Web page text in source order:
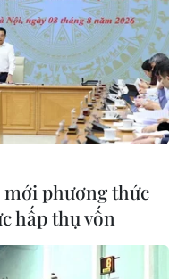
phương thức
hấp thụ vốn